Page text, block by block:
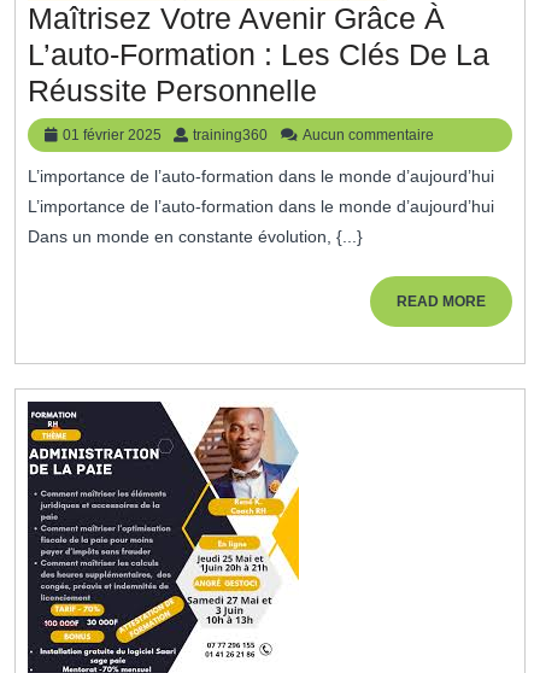
Maîtrisez Votre Avenir Grâce À
L’auto-Formation : Les Clés De La
Réussite Personnelle
Votre
Avenir
Grâce
À
L’auto-
Formation
01 février 2025
01
février
2025
training360 training360
Aucun commentaire
L’importance de l’auto-formation dans le monde d’aujourd’hui
L’importance de l’auto-formation dans le monde d’aujourd’hui
Dans un monde en constante évolution, {...}
READ MOREREAD
MORE